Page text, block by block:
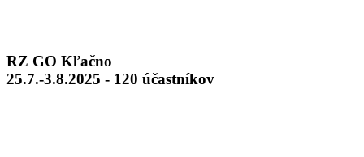
RZ GO Kľačno
25.7.-3.8.2025 - 120 účastníkov